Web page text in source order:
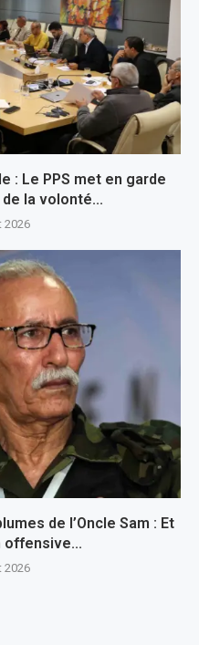
: Le PPS met en garde
la volonté...
2026
de l’Oncle Sam : Et
offensive...
2026